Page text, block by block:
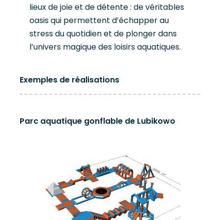
Gwizdówka
Lubikowskie Januszkowice
Jelcz Laskowice
Wrocław
Polkowice
Polanica-Zdrój
lieux de joie et de détente : de véritables
oasis qui permettent d’échapper au
stress du quotidien et de plonger dans
l’univers magique des loisirs aquatiques.
Exemples de réalisations
Parc aquatique gonflable de Lubikowo